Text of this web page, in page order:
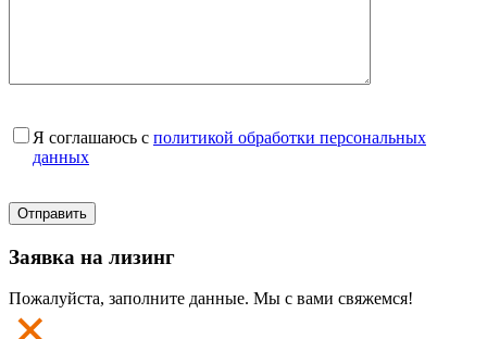
Я соглашаюсь с политикой обработки персональных
данных
Заявка на лизинг
Пожалуйста, заполните данные. Мы с вами свяжемся!